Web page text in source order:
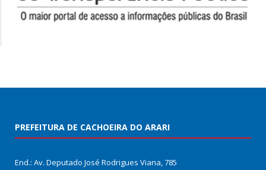
PREFEITURA DE CACHOEIRA DO ARARI
End.: Av. Deputado José Rodrigues Viana, 785